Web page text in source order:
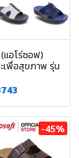
แอโร่ซอฟ)
เพื่อสุขภาพ รุ่น
-45%